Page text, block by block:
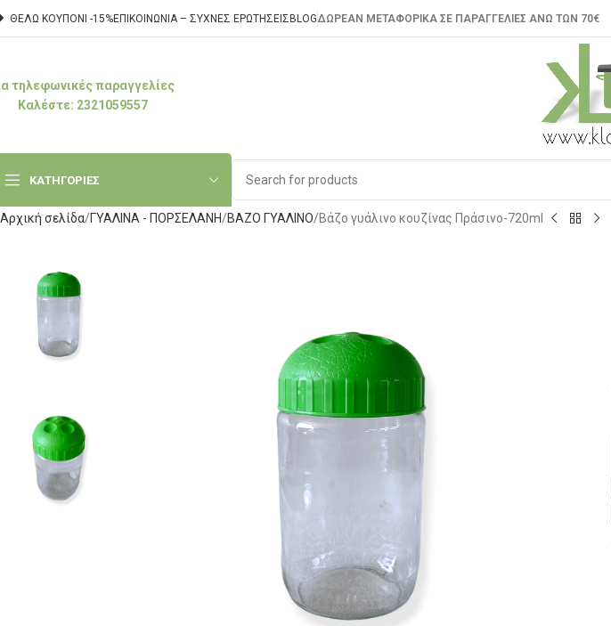
ΘΕΛΩ ΚΟΥΠΟΝΙ -15%ΕΠΙΚΟΙΝΩΝΊΑ – ΣΥΧΝΈΣ ΕΡΩΤΉΣΕΙΣBLOGΔΩΡΕΑΝ ΜΕΤΑΦΟΡΙΚΑ ΣΕ ΠΑΡΑΓΓΕΛΙΕΣ ΑΝΩ ΤΩΝ 70€
τηλεφωνικές παραγγελίες
Καλέστε: 2321059557
ΚΑΤΗΓΟΡΙΕΣ
Αρχική σελίδα ΓΥΑΛΙΝΑ - ΠΟΡΣΕΛΑΝΗ ΒΑΖΟ ΓΥΑΛΙΝΟ Βάζο γυάλινο κουζίνας Πράσινο-720ml